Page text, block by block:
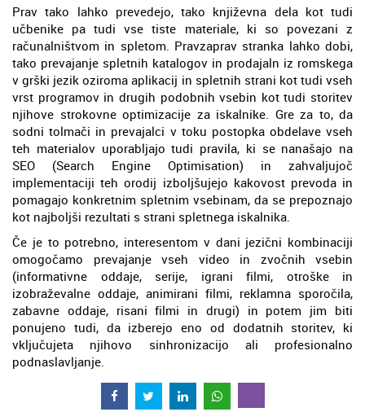
Prav tako lahko prevedejo, tako književna dela kot tudi
učbenike pa tudi vse tiste materiale, ki so povezani z
računalništvom in spletom. Pravzaprav stranka lahko dobi,
tako prevajanje spletnih katalogov in prodajaln iz romskega
v grški jezik oziroma aplikacij in spletnih strani kot tudi vseh
vrst programov in drugih podobnih vsebin kot tudi storitev
njihove strokovne optimizacije za iskalnike. Gre za to, da
sodni tolmači in prevajalci v toku postopka obdelave vseh
teh materialov uporabljajo tudi pravila, ki se nanašajo na
SEO (Search Engine Optimisation) in zahvaljujoč
implementaciji teh orodij izboljšujejo kakovost prevoda in
pomagajo konkretnim spletnim vsebinam, da se prepoznajo
kot najboljši rezultati s strani spletnega iskalnika.
Če je to potrebno, interesentom v dani jezični kombinaciji
omogočamo prevajanje vseh video in zvočnih vsebin
(informativne oddaje, serije, igrani filmi, otroške in
izobraževalne oddaje, animirani filmi, reklamna sporočila,
zabavne oddaje, risani filmi in drugi) in potem jim biti
ponujeno tudi, da izberejo eno od dodatnih storitev, ki
vključujeta njihovo sinhronizacijo ali profesionalno
podnaslavljanje.